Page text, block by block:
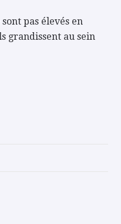
pas élevés en
grandissent au sein